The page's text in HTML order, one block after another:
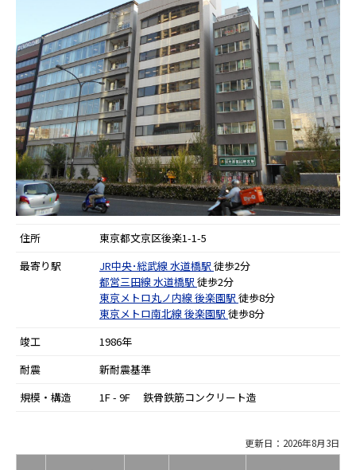
住所
東京都文京区後楽1-1-5
最寄り駅
JR中央･総武線水道橋駅 徒歩2分
都営三田線水道橋駅 徒歩2分
東京メトロ丸ノ内線後楽園駅 徒歩8分
東京メトロ南北線後楽園駅 徒歩8分
竣工
1986年
耐震
新耐震基準
規模・構造
1F - 9F 鉄骨鉄筋コンクリート造
更新日：2026年8月3日